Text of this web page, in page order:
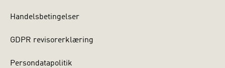
Handelsbetingelser
GDPR revisorerklæring
Persondatapolitik